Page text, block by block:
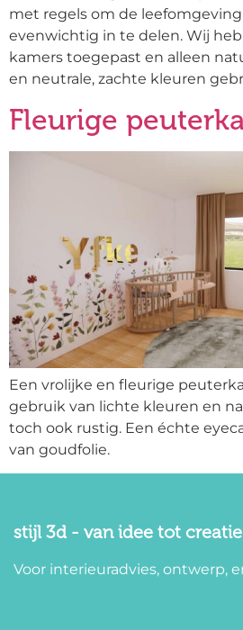
met regels om de
evenwichtig in te delen. Wij
kamers toegepast en alleen
en neutrale, zachte kleuren
Fleurige
Een vrolijke en fleurige
gebruik van lichte kleuren en
toch ook rustig. Een échte
van goudfolie.
stijl 3d - van idee tot creatie
Voor interieuradvies, ontwerp,